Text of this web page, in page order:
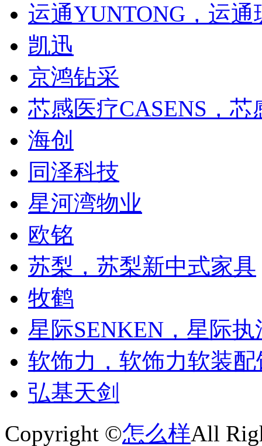
运通YUNTONG，运通
凯迅
京鸿钻采
芯感医疗CASENS，
海创
同泽科技
星河湾物业
欧铭
苏梨，苏梨新中式家具
牧鹤
星际SENKEN，星际
软饰力，软饰力软装配
弘基天剑
Copyright ©怎么样All